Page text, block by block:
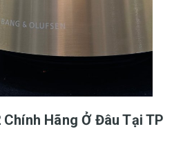
Hãng Ở Đâu Tại TP